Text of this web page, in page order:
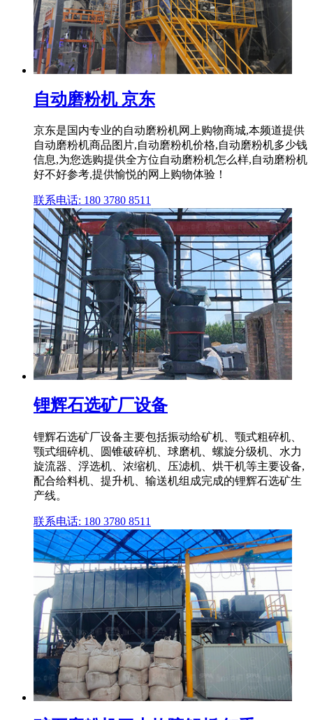
自动磨粉机 京东
京东是国内专业的自动磨粉机网上购物商城,本频道提供
自动磨粉机商品图片,自动磨粉机价格,自动磨粉机多少钱
信息,为您选购提供全方位自动磨粉机怎么样,自动磨粉机
好不好参考,提供愉悦的网上购物体验！
联系电话: 180 3780 8511
锂辉石选矿厂设备
锂辉石选矿厂设备主要包括振动给矿机、颚式粗碎机、
颚式细碎机、圆锥破碎机、球磨机、螺旋分级机、水力
旋流器、浮选机、浓缩机、压滤机、烘干机等主要设备,
配合给料机、提升机、输送机组成完成的锂辉石选矿生
产线。
联系电话: 180 3780 8511